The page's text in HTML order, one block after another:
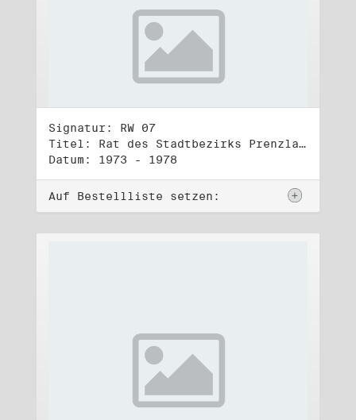
Signatur: RW 07
Titel: Rat des Stadtbezirks Prenzlauer Berg in Berlin
Datum: 1973 - 1978
Auf Bestellliste setzen: